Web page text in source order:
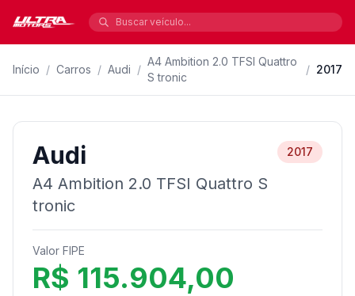
Início / Carros / Audi /
A4 Ambition 2.0 TFSI Quattro
S tronic
/ 2017
Audi
A4 Ambition 2.0 TFSI Quattro S
tronic
2017
Valor FIPE
R$ 115.904,00